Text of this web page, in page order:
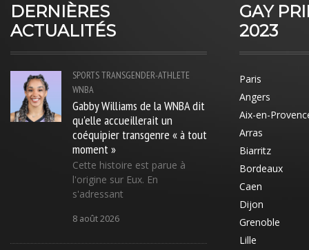
DERNIÈRES
ACTUALITÉS
SPORTSTRANSGENDER-ATHLETE
WNBA
Gabby Williams de la WNBA dit
qu'elle accueillerait un
coéquipier transgenre « à tout
moment »
Cette histoire est parue à
l'origine sur Eux. En
s'adressant
8 août 2026
GAY
2023
Paris
Angers
Aix-en-
Arras
Biarritz
Bordeaux
Caen
Dijon
Grenoble
Lille